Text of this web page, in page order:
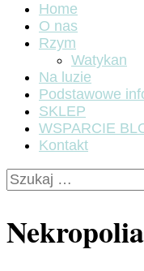
Home
O nas
Rzym
Watykan
Na luzie
Podstawowe
SKLEP
WSPARCIE
Kontakt
Szukaj: